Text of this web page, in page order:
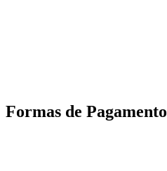
Formas de Pagamento